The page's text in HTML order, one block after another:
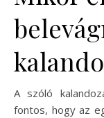
A szóló
fontos, hogy az